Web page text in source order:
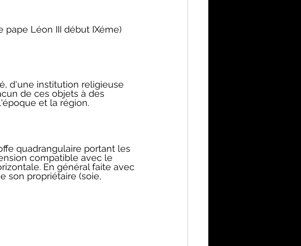
Léon III début IXéme)
d'une institution religieuse
de ces objets à des
et la région.
quadrangulaire portant les
compatible avec le
En général faite avec
son propriétaire (soie,